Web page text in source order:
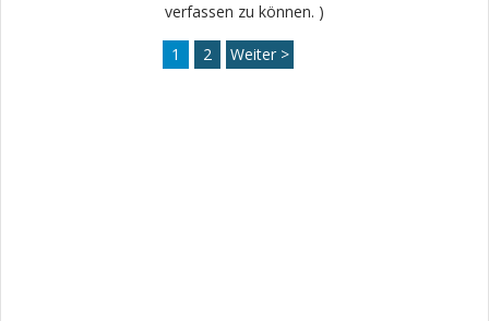
verfassen zu können. )
1 2 Weiter >